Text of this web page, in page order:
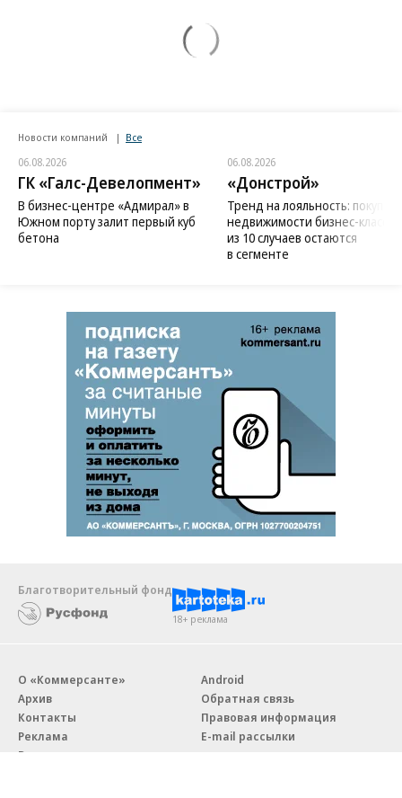
Новости компаний Все
06.08.2026
ГК «Галс-Девелопмент»
В бизнес-центре «Адмирал» в
Южном порту залит первый куб
бетона
06.08.2026
«Донстрой»
Тренд на лояльность:
недвижимости бизнес-класса
из 10 случаев остаются
в сегменте
Благотворительный фонд
18+ реклама
О «Коммерсанте»
Архив
Контакты
Реклама
Вакансии
Android
Обратная связь
Правовая информация
E-mail рассылки